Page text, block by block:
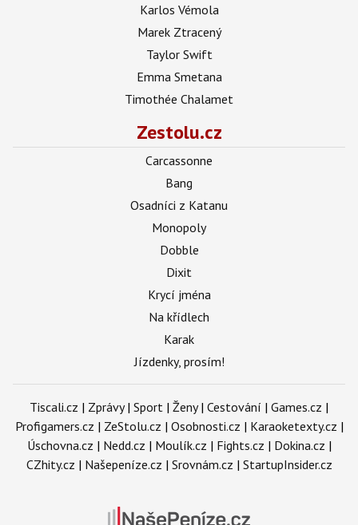
Karlos Vémola
Marek Ztracený
Taylor Swift
Emma Smetana
Timothée Chalamet
Zestolu.cz
Carcassonne
Bang
Osadníci z Katanu
Monopoly
Dobble
Dixit
Krycí jména
Na křídlech
Karak
Jízdenky, prosím!
Tiscali.cz | Zprávy| Sport | Ženy| Cestování | Games.cz |
Profigamers.cz | ZeStolu.cz | Osobnosti.cz | Karaoketexty.cz |
Úschovna.cz | Nedd.cz | Moulík.cz | Fights.cz | Dokina.cz |
CZhity.cz | Našepeníze.cz | Srovnám.cz | StartupInsider.cz